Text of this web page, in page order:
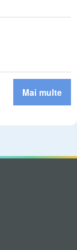
Mai multe